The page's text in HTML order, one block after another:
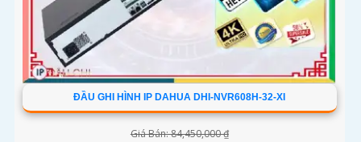
ĐẦU GHI HÌNH IP DAHUA DHI-NVR608H-32-XI
Giá Bán: 84,450,000 ₫